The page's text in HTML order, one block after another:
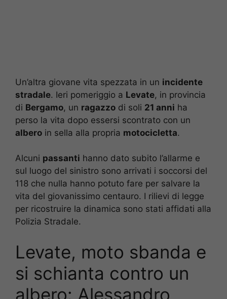
Un’altra giovane vita spezzata in un incidente
stradale. Ieri pomeriggio a Levate, in provincia
di Bergamo, un ragazzo di soli 21 anni ha
perso la vita dopo essersi scontrato con un
albero in sella alla propria motocicletta.
Alcuni passanti hanno dato subito l’allarme e
sul luogo del sinistro sono arrivati i soccorsi del
118 che nulla hanno potuto fare per salvare la
vita del giovanissimo centauro. I rilievi di legge
per ricostruire la dinamica sono stati affidati alla
Polizia Stradale.
Levate, moto sbanda e
si schianta contro un
albero: Alessandro